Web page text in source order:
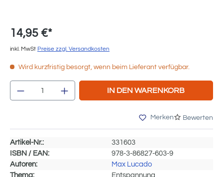
14,95 €*
inkl. MwSt Preise zzgl. Versandkosten
Wird kurzfristig besorgt, wenn beim Lieferant verfügbar.
Produkt Anzahl: Gib den gewünschten
IN DEN WARENKORB
Merken Bewerten
Artikel-Nr.:
331603
ISBN / EAN:
978-3-86827-603-9
Autoren:
Max Lucado
Thema:
Entspannung